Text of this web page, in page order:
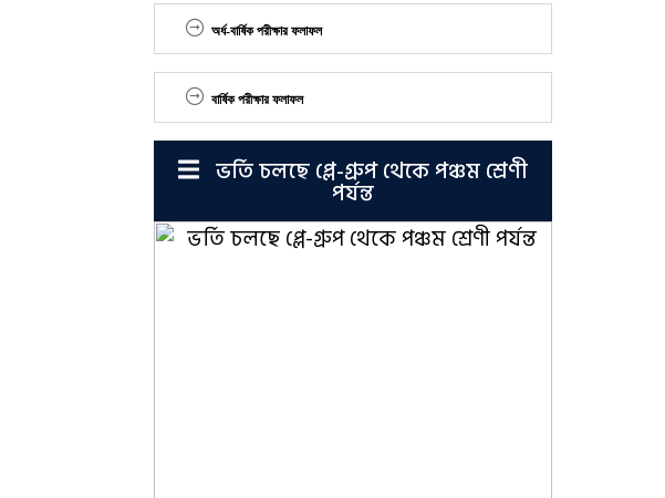
অর্ধ-বার্ষিক পরীক্ষার ফলাফল
বার্ষিক পরীক্ষার ফলাফল
ভর্তি চলছে প্লে-গ্রুপ থেকে পঞ্চম শ্রেণী
পর্যন্ত